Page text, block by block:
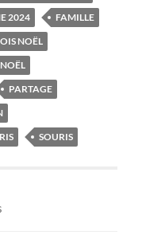
2024
FAMILLE
NOËL
PARTAGE
SOURIS